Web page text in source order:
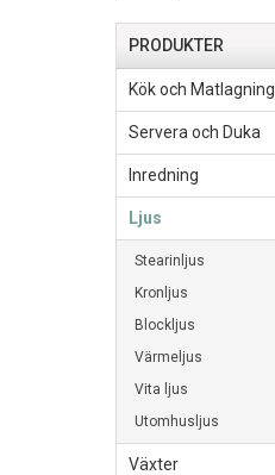
PRODUKTER
Kök och Matlagning
Servera och Duka
Inredning
Ljus
Stearinljus
Kronljus
Blockljus
Värmeljus
Vita ljus
Utomhusljus
Växter